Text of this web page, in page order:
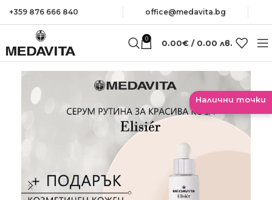
+359 876 666 840 оffice@medavita.bg
0 0.00€ / 0.00 лв.
Налични точки